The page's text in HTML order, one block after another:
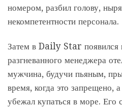
номером, разбил голову,
некомпетентности персонала.
Затем в Daily Star появился
разгневанного менеджера
мужчина, будучи пьяным,
время, когда это запрещено,
убежал купаться в море. Его